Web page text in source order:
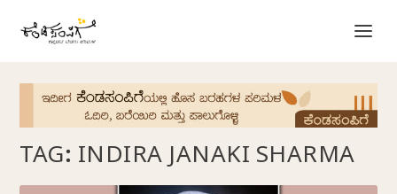
TAG: INDIRA JANAKI SHARMA